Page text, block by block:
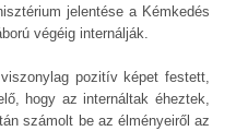
jelentése a Kémkedés
végéig internálják.
pozitív képet festett,
hogy az internáltak éheztek,
számolt be az élményeiről az